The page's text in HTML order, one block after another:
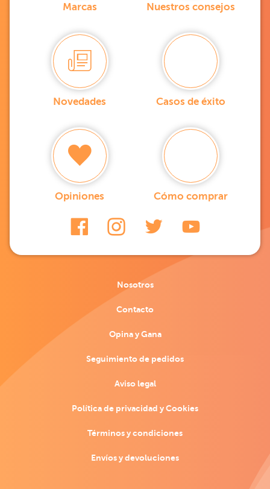
Marcas Nuestros consejos
Novedades Casos de éxito
Opiniones Cómo comprar
Nosotros
Contacto
Opina y Gana
Seguimiento de pedidos
Aviso legal
Política de privacidad y Cookies
Términos y condiciones
Envíos y devoluciones